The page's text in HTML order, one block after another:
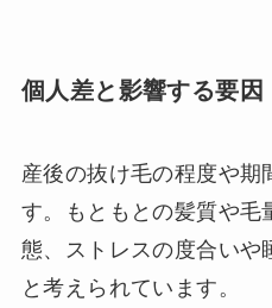
個人差と影響する要因
産後の抜け毛の程度や期
す。もともとの髪質や毛
態、ストレスの度合いや
と考えられています。